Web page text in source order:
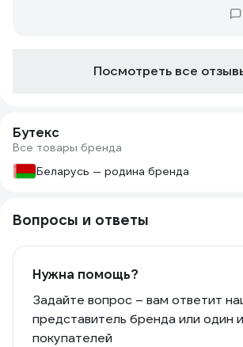
Посмотреть все
Бутекс
Все товары бренда
Беларусь — родина бренда
Вопросы и ответы
Нужна помощь?
Задайте вопрос – вам ответит
представитель бренда или один
покупателей